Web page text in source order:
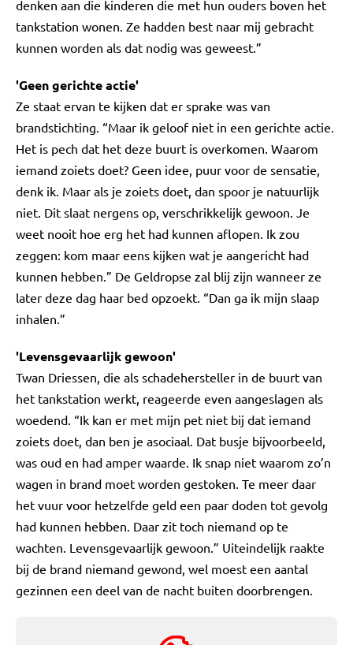
denken aan die kinderen die met hun ouders boven het
tankstation wonen. Ze hadden best naar mij gebracht
kunnen worden als dat nodig was geweest.”
'Geen gerichte actie'
Ze staat ervan te kijken dat er sprake was van
brandstichting. “Maar ik geloof niet in een gerichte actie.
Het is pech dat het deze buurt is overkomen. Waarom
iemand zoiets doet? Geen idee, puur voor de sensatie,
denk ik. Maar als je zoiets doet, dan spoor je natuurlijk
niet. Dit slaat nergens op, verschrikkelijk gewoon. Je
weet nooit hoe erg het had kunnen aflopen. Ik zou
zeggen: kom maar eens kijken wat je aangericht had
kunnen hebben.” De Geldropse zal blij zijn wanneer ze
later deze dag haar bed opzoekt. “Dan ga ik mijn slaap
inhalen.”
'Levensgevaarlijk gewoon'
Twan Driessen, die als schadehersteller in de buurt van
het tankstation werkt, reageerde even aangeslagen als
woedend. “Ik kan er met mijn pet niet bij dat iemand
zoiets doet, dan ben je asociaal. Dat busje bijvoorbeeld,
was oud en had amper waarde. Ik snap niet waarom zo’n
wagen in brand moet worden gestoken. Te meer daar
het vuur voor hetzelfde geld een paar doden tot gevolg
had kunnen hebben. Daar zit toch niemand op te
wachten. Levensgevaarlijk gewoon.” Uiteindelijk raakte
bij de brand niemand gewond, wel moest een aantal
gezinnen een deel van de nacht buiten doorbrengen.